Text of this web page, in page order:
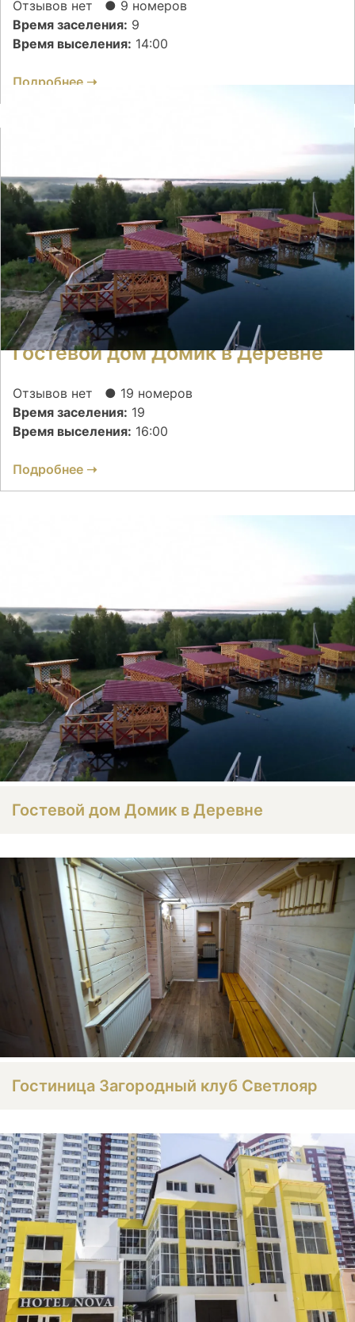
Отзывов нет
● 9 номеров
Время заселения: 9
Время выселения: 14:00
Подробнее ➝
Гостевой дом Домик в Деревне
Отзывов нет
● 19 номеров
Время заселения: 19
Время выселения: 16:00
Подробнее ➝
Гостевой дом Домик в Деревне
Гостиница Загородный клуб Светлояр